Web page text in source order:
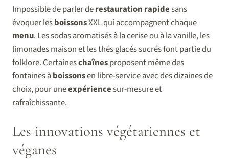
Impossible de parler derestauration rapidesans
évoquer lesboissonsXXL qui accompagnent chaque
menu. Les sodas aromatisés à la cerise ou à la vanille, les
limonades maison et les thés glacés sucrés font partie du
folklore. Certaineschaînesproposent même des
fontaines àboissonsen libre-service avec des dizaines de
choix, pour uneexpériencesur-mesure et
rafraîchissante.
Les innovations végétariennes et
véganes